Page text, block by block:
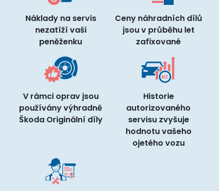
Náklady na servis
nezatíží vaši
peněženku
Ceny náhradních dílů
jsou v průběhu let
zafixované
V rámci oprav jsou
používány výhradně
Škoda Originální díly
Historie
autorizovaného
servisu zvyšuje
hodnotu vašeho
ojetého vozu